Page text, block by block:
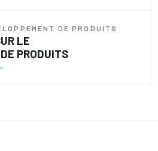
DE PRODUITS
LE
PRODUITS